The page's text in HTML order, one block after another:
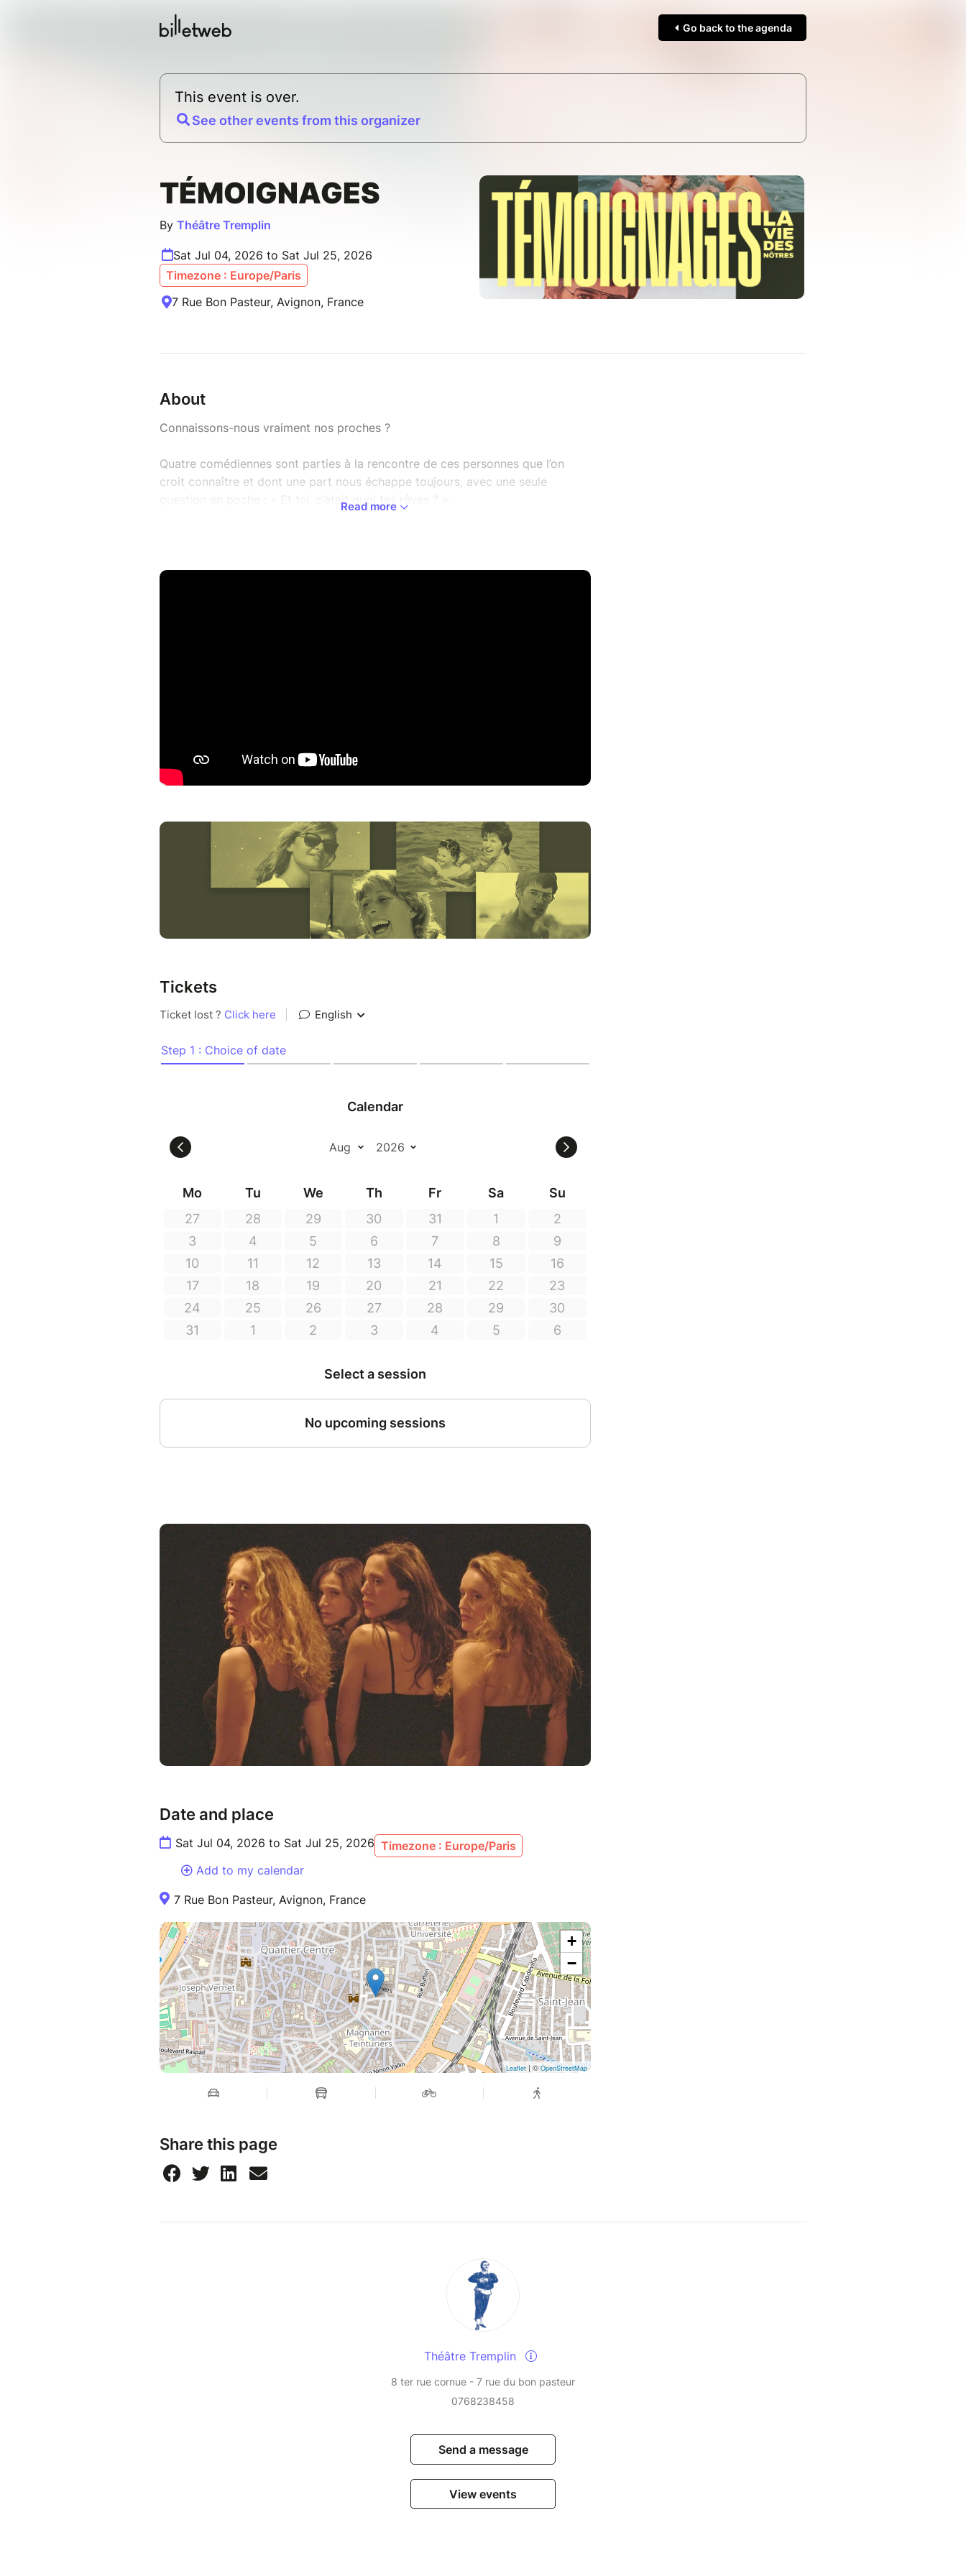
Go back to the agenda
This event is over.
See other events from this organizer
TÉMOIGNAGES
By Théâtre Tremplin
Sat Jul 04, 2026 to Sat Jul 25, 2026
Timezone : Europe/Paris
7 Rue Bon Pasteur, Avignon, France
About
Connaissons-nous vraiment nos proches ?
Quatre comédiennes sont parties à la rencontre de ces personnes que l’on
croit connaître et dont une part nous échappe toujours, avec une seule
question en poche : « Et toi, c’était quoi tes rêves ? ».
dansent, dans une harmonie vivante qui donne corps aux récits.
De Noémie Bitz, Marie Cuter, Ophélie Audon, Coline Haas
Mise en scène : Thibault Truffert, Marc Delétoille
Musique Live : Thomas Rabeisen
Chorégraphie : Laura Authier
Composition : Nicolas Bitz
Read more
Tickets
Date and place
Sat Jul 04, 2026 to Sat Jul 25, 2026 Timezone : Europe/Paris
Add to my calendar
7 Rue Bon Pasteur, Avignon, France
+
−
Leaflet | © OpenStreetMap
Share this page
Théâtre Tremplin
8 ter rue cornue - 7 rue du bon pasteur
0768238458
Send a message
View events